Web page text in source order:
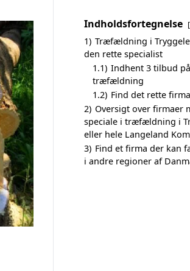
Indholdsfortegnelse
1) Træfældning i
den rette specialist
1.1) Indhent 3 tilbud på
træfældning
1.2) Find det rette
2) Oversigt over firmaer
speciale i træfældning i
eller hele Langeland
3) Find et firma der kan
i andre regioner af